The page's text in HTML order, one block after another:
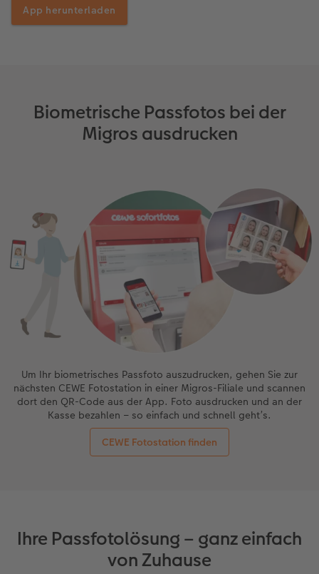
Kundengeschichten
Zubehör
Mehrteiler
CEWE Geschenkgutschein
App herunterladen
Biometrische Passfotos bei der
Migros ausdrucken
Um Ihr biometrisches Passfoto auszudrucken, gehen Sie zur
nächsten CEWE Fotostation in einer Migros-Filiale und scannen
dort den QR-Code aus der App. Foto ausdrucken und an der
Kasse bezahlen – so einfach und schnell geht’s.
CEWE Fotostation finden
Ihre Passfotolösung – ganz einfach
von Zuhause